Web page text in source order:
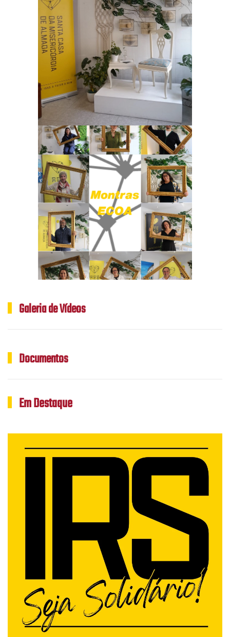
Ampliar
Ampliar
Galeria de Vídeos
Documentos
Em Destaque